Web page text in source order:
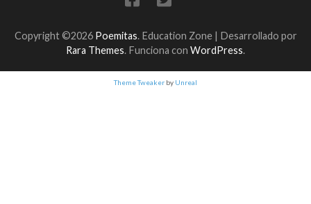
Copyright ©2026 Poemitas. Education Zone | Desarrollado por
Rara Themes. Funciona con WordPress.
Theme Tweaker by Unreal